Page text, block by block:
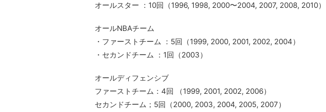
オールスター ：10回（1996, 1998, 2000〜2004, 2007, 2008, 2010）
オールNBAチーム
・ファーストチーム ：5回（1999, 2000, 2001, 2002, 2004）
・セカンドチーム ：1回（2003）
オールディフェンシブ
ファーストチーム：4回 （1999, 2001, 2002, 2006）
セカンドチーム；5回（2000, 2003, 2004, 2005, 2007）